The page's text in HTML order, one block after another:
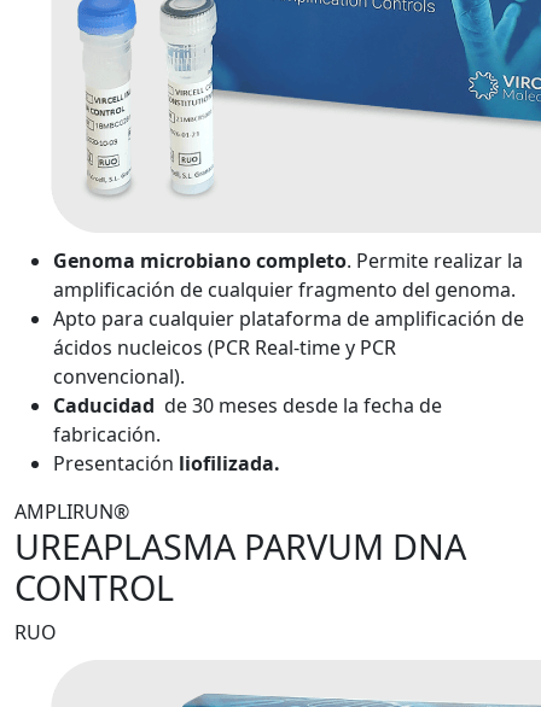
Genoma microbiano completo. Permite realizar la
amplificación de cualquier fragmento del genoma.
Apto para cualquier plataforma de amplificación de
ácidos nucleicos (PCR Real-time y PCR
convencional).
Caducidad de 30 meses desde la fecha de
fabricación.
Presentación liofilizada.
AMPLIRUN®
UREAPLASMA PARVUM DNA
CONTROL
RUO